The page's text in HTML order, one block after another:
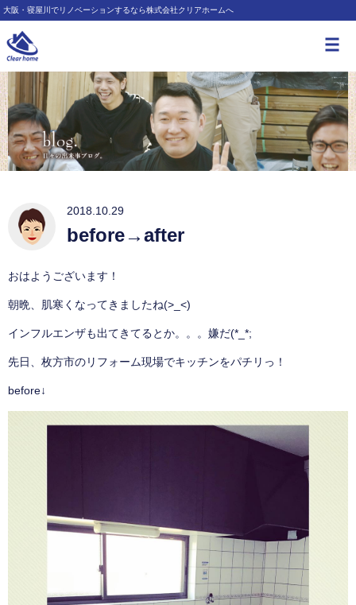
大阪・寝屋川でリノベーションするなら株式会社クリアホームへ
2018.10.29
before→after
おはようございます！
朝晩、肌寒くなってきましたね(>_<)
インフルエンザも出てきてるとか。。。嫌だ(*_*;
先日、枚方市のリフォーム現場でキッチンをパチリっ！
before↓